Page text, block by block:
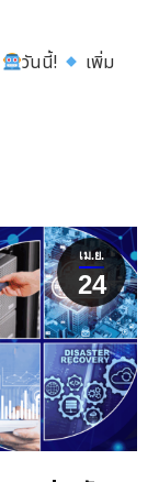
วันนี้!
เพิ่ม
เม.ย.
24